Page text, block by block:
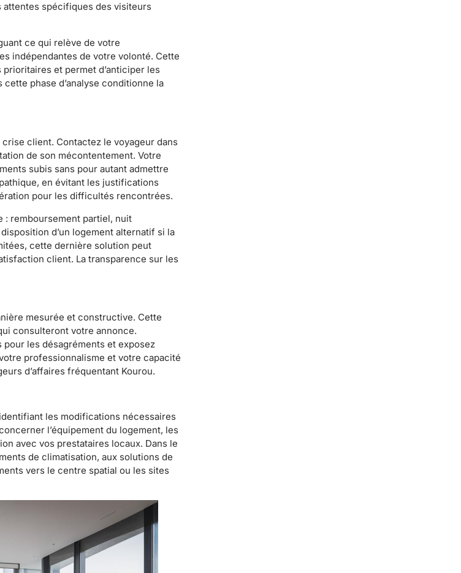
attentes spécifiques des visiteurs
ce qui relève de votre
indépendantes de votre volonté. Cette
et permet d’anticiper les
phase d’analyse conditionne la
client. Contactez le voyageur dans
de son mécontentement. Votre
subis sans pour autant admettre
en évitant les justifications
pour les difficultés rencontrées.
: remboursement partiel, nuit
d’un logement alternatif si la
cette dernière solution peut
client. La transparence sur les
mesurée et constructive. Cette
consulteront votre annonce.
les désagréments et exposez
professionnalisme et votre capacité
d’affaires fréquentant Kourou.
les modifications nécessaires
l’équipement du logement, les
avec vos prestataires locaux. Dans le
de climatisation, aux solutions de
vers le centre spatial ou les sites